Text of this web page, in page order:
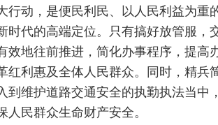
动，是便民利民、以人民利益为重
代的高端定位。只有搞好放管服，
地往前推进，简化办事程序，提高
利惠及全体人民群众。同时，精兵
维护道路交通安全的执勤执法当中
民群众生命财产安全。